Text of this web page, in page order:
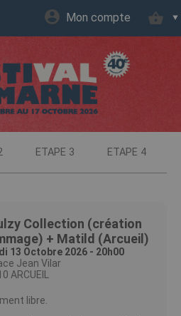
Mon compte
ETAPE 3 ETAPE 4
Collection (création
+ Matild (Arcueil)
13 Octobre 2026 - 20h00
Jean Vilar
ARCUEIL
libre.